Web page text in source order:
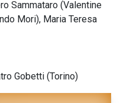
Sammataro (Valentine
Mori), Maria Teresa
Gobetti (Torino)